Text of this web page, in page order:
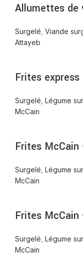
Allumettes de
Surgelé Viande
Attayeb
Frites express
Surgelé Légume
McCain
Frites McCain
Surgelé Légume
McCain
Frites
Surgelé Légume
McCain